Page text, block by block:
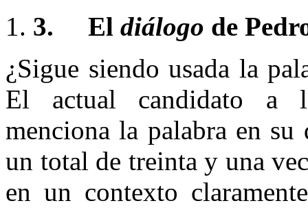
3. El diálogo de
¿Sigue siendo usada la
El actual candidato a
menciona la palabra en
un total de treinta y una
en un contexto